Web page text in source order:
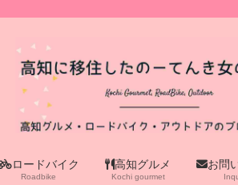
ロードバイク
Roadbike
高知グルメ
Kochi gourmet
お問